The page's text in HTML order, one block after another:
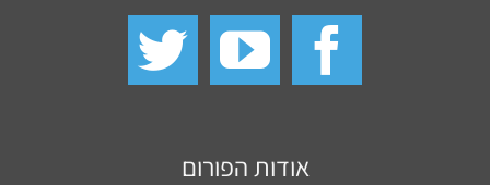
אודות הפורום